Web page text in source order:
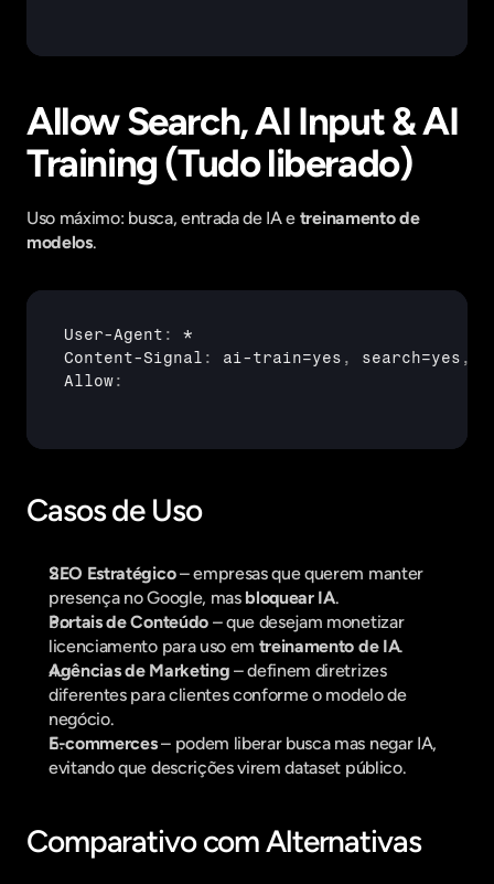
Allow Search, AI Input & AI
Training (Tudo liberado)
Uso máximo: busca, entrada de IA e treinamento de
modelos.
User-Agent :
Content-Signal : ai-train=yes , search=yes ,
Allow:
Casos de Uso
SEO Estratégico – empresas que querem manter
presença no Google, mas bloquear IA.
Portais de Conteúdo – que desejam monetizar
licenciamento para uso em treinamento de IA.
Agências de Marketing – definem diretrizes
diferentes para clientes conforme o modelo de
negócio.
E-commerces – podem liberar busca mas negar IA,
evitando que descrições virem dataset público.
Comparativo com Alternativas